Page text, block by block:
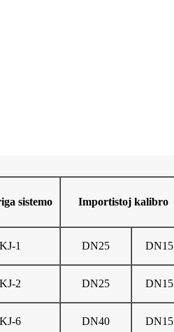
sistemo Importistoj kalibro
KJ-1 DN25 DN15
KJ-2 DN25 DN15
KJ-6 DN40 DN15